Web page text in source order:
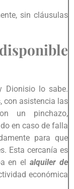
sin cláusulas
Dionisio lo sabe.
con asistencia las
un pinchazo,
en caso de falla
para que
Esta cercanía es
en elalquiler de
económica